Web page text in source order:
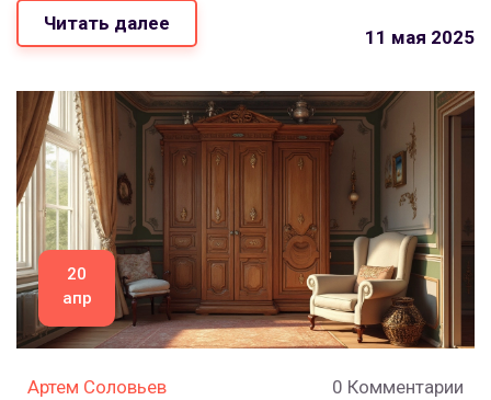
с мебелью и освещением. Приводятся простые
без лишних расходов и суеты. Материал будет
полезен всем, кто хочет сделать жильё уютнее и
красивее.
Читать далее
11 мая 2025
20
апр
Артем Соловьев 0 Комментарии